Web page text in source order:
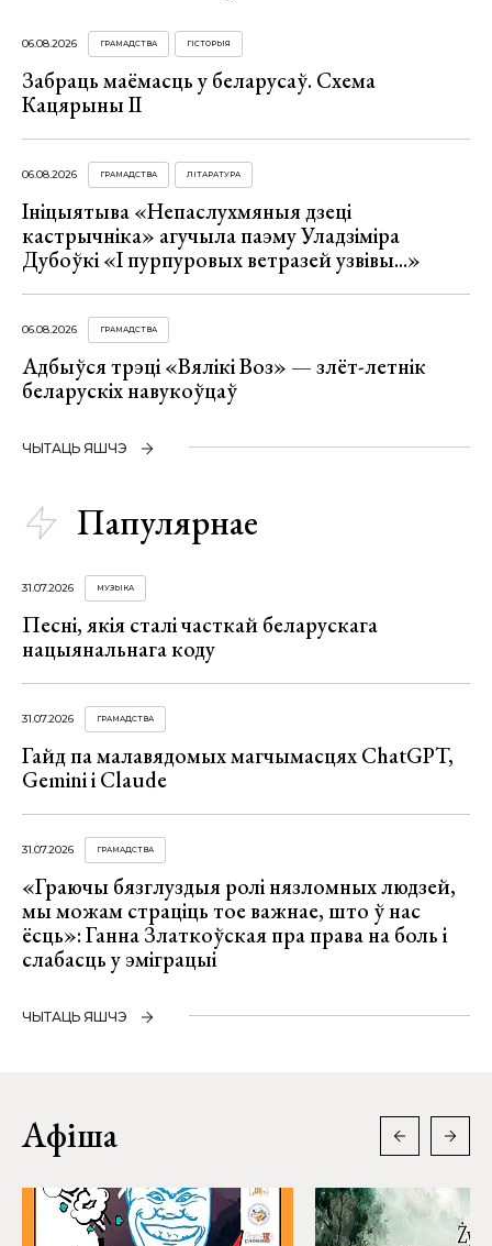
06.08.2026 ГРАМАДСТВА ГІСТОРЫЯ
Забраць маёмасць у беларусаў. Схема
Кацярыны ІІ
06.08.2026 ГРАМАДСТВА ЛІТАРАТУРА
Ініцыятыва «Непаслухмяныя дзеці
кастрычніка» агучыла паэму Уладзіміра
Дубоўкі «І пурпуровых ветразей узвівы...»
06.08.2026 ГРАМАДСТВА
Адбыўся трэці «Вялікі Воз» — злёт-летнік
беларускіх навукоўцаў
ЧЫТАЦЬ ЯШЧЭ
Папулярнае
31.07.2026 МУЗЫКА
Песні, якія сталі часткай беларускага
нацыянальнага коду
31.07.2026 ГРАМАДСТВА
Гайд па малавядомых магчымасцях ChatGPT,
Gemini і Claude
31.07.2026 ГРАМАДСТВА
«Граючы бязглуздыя ролі нязломных людзей,
мы можам страціць тое важнае, што ў нас
ёсць»: Ганна Златкоўская пра права на боль і
слабасць у эміграцыі
ЧЫТАЦЬ ЯШЧЭ
Афіша